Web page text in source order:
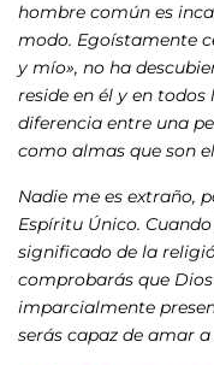
hombre común es
modo. Egoístamente
y mío», no ha
reside en él y en todos
diferencia entre una
como almas que son
Nadie me es extraño,
Espíritu Único.
significado de la
comprobarás que
imparcialmente
serás capaz de amar